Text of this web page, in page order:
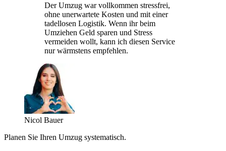
Der Umzug war vollkommen stressfrei,
ohne unerwartete Kosten und mit einer
tadellosen Logistik. Wenn ihr beim
Umziehen Geld sparen und Stress
vermeiden wollt, kann ich diesen Service
nur wärmstens empfehlen.
Nicol Bauer
Planen Sie Ihren Umzug systematisch.